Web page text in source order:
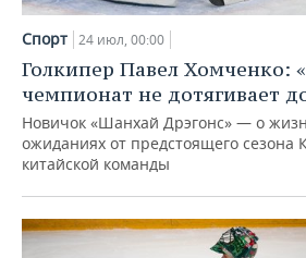
Спорт 24 июл, 00:00
Голкипер Павел Хомченко:
чемпионат не дотягивает
Новичок «Шанхай Дрэгонс» — о
ожиданиях от предстоящего сезона
китайской команды